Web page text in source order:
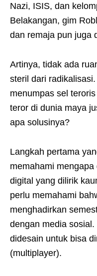
Nazi, ISIS, dan
Belakangan, gim
dan remaja pun juga
Artinya, tidak ada
steril dari
menumpas sel
teror di dunia maya
apa solusinya?
Langkah pertama
memahami
digital yang dilirik
perlu memahami
menghadirkan
dengan media
didesain untuk bisa
(multiplayer).